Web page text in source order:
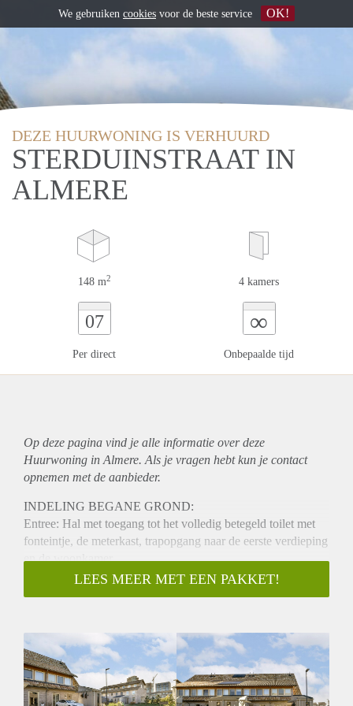
DEZE HUURWONING IS VERHUURD
STERDUINSTRAAT IN
ALMERE
148 m2 4 kamers
07
Per direct
∞
Onbepaalde tijd
Op deze pagina vind je alle informatie over deze
Huurwoning in Almere. Als je vragen hebt kun je contact
opnemen met de aanbieder.
INDELING BEGANE GROND:
Entree: Hal met toegang tot het volledig betegeld toilet met
fonteintje, de meterkast, trapopgang naar de eerste verdieping
en de woonkamer.
LIVING & KEUKEN
Vanaf de entreehal bereikt u de zonovergoten en ruime
shutters! Door de shutters is elke gewenste lichtinval
mogelijk. De schuifpui voorzien van een hor zodat er
ongestoord op een warme zomeravond, met open deur
genoten kan worden van een avondbries zonder insecten.
LEES MEER MET EEN PAKKET!
We gebruiken cookies voor de beste service OK!